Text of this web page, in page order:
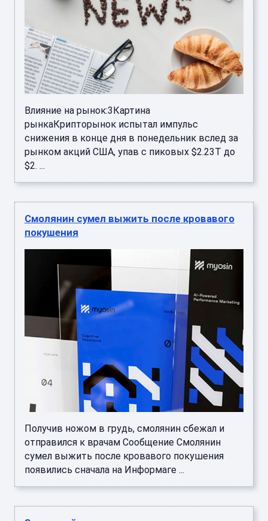
Влияние на рынок:3Картина
рынкаКрипторынок испытал импульс
снижения в конце дня в понедельник вслед за
рынком акций США, упав с пиковых $2.23T до
$2. ...
Смолянин сумел выжить после кровавого
покушения
Получив ножом в грудь, смолянин сбежал и
отправился к врачам Сообщение Смолянин
сумел выжить после кровавого покушения
появились сначала на Информаге ...